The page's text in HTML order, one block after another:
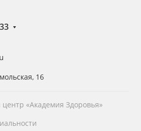
16
«Академия Здоровья»